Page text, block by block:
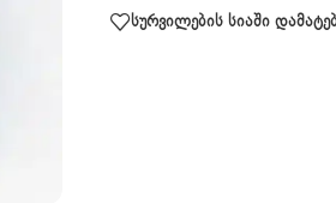
სურვილების სიაში